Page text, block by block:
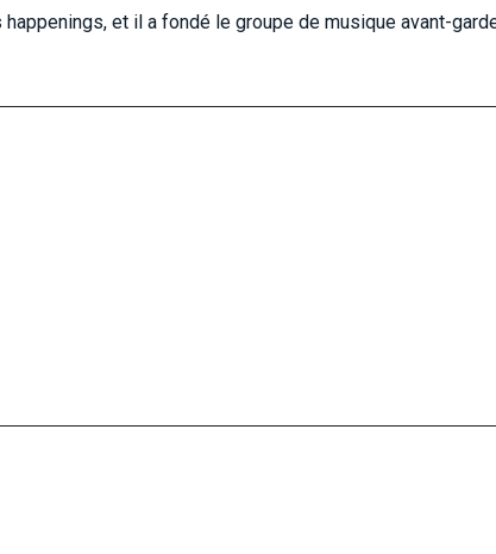
et il a fondé le groupe de musique avant-